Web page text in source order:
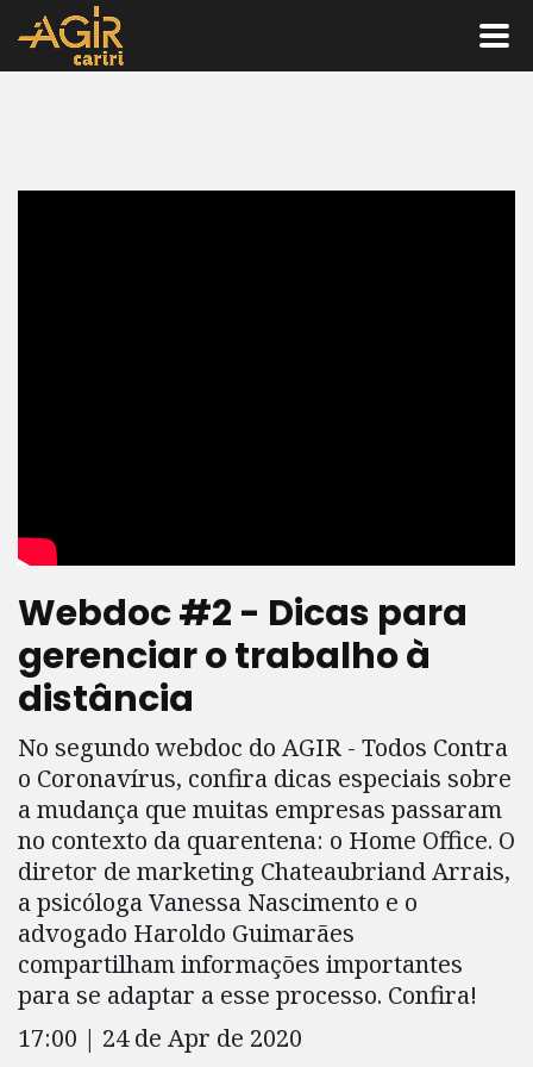
Webdoc #2 - Dicas para
gerenciar o trabalho à
distância
No segundo webdoc do AGIR - Todos Contra
o Coronavírus, confira dicas especiais sobre
a mudança que muitas empresas passaram
no contexto da quarentena: o Home Office. O
diretor de marketing Chateaubriand Arrais,
a psicóloga Vanessa Nascimento e o
advogado Haroldo Guimarães
compartilham informações importantes
para se adaptar a esse processo. Confira!
17:00 | 24 de Apr de 2020